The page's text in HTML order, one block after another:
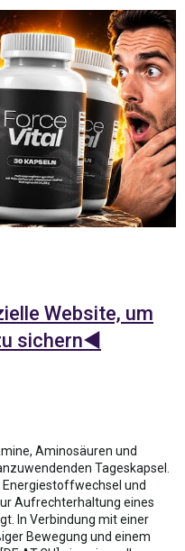
Website, um
sichern◄
Aminosäuren und
Tageskapsel.
und
Aufrechterhaltung eines
In Verbindung mit einer
Bewegung und einem